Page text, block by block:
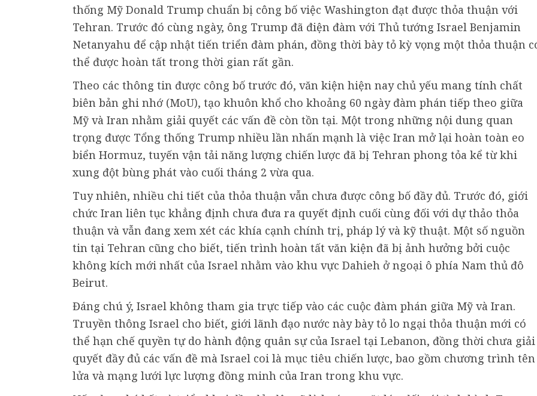
thống Mỹ Donald Trump chuẩn bị công bố việc Washington đạt được thỏa thuận với
Tehran. Trước đó cùng ngày, ông Trump đã điện đàm với Thủ tướng Israel Benjamin
Netanyahu để cập nhật tiến triển đàm phán, đồng thời bày tỏ kỳ vọng một thỏa thuận
thể được hoàn tất trong thời gian rất gần.
Theo các thông tin được công bố trước đó, văn kiện hiện nay chủ yếu mang tính chất
biên bản ghi nhớ (MoU), tạo khuôn khổ cho khoảng 60 ngày đàm phán tiếp theo giữa
Mỹ và Iran nhằm giải quyết các vấn đề còn tồn tại. Một trong những nội dung quan
trọng được Tổng thống Trump nhiều lần nhấn mạnh là việc Iran mở lại hoàn toàn eo
biển Hormuz, tuyến vận tải năng lượng chiến lược đã bị Tehran phong tỏa kể từ khi
xung đột bùng phát vào cuối tháng 2 vừa qua.
Tuy nhiên, nhiều chi tiết của thỏa thuận vẫn chưa được công bố đầy đủ. Trước đó, giới
chức Iran liên tục khẳng định chưa đưa ra quyết định cuối cùng đối với dự thảo thỏa
thuận và vẫn đang xem xét các khía cạnh chính trị, pháp lý và kỹ thuật. Một số nguồn
tin tại Tehran cũng cho biết, tiến trình hoàn tất văn kiện đã bị ảnh hưởng bởi cuộc
không kích mới nhất của Israel nhằm vào khu vực Dahieh ở ngoại ô phía Nam thủ đô
Beirut.
Đáng chú ý, Israel không tham gia trực tiếp vào các cuộc đàm phán giữa Mỹ và Iran.
Truyền thông Israel cho biết, giới lãnh đạo nước này bày tỏ lo ngại thỏa thuận mới có
thể hạn chế quyền tự do hành động quân sự của Israel tại Lebanon, đồng thời chưa giải
quyết đầy đủ các vấn đề mà Israel coi là mục tiêu chiến lược, bao gồm chương trình tên
lửa và mạng lưới lực lượng đồng minh của Iran trong khu vực.